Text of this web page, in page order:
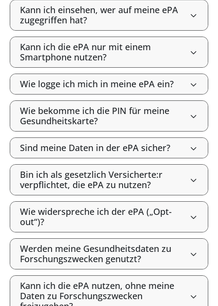
Kann ich einsehen, wer auf meine ePA
zugegriffen hat?
Kann ich die ePA nur mit einem
Smartphone nutzen?
Wie logge ich mich in meine ePA ein?
Wie bekomme ich die PIN für meine
Gesundheitskarte?
Sind meine Daten in der ePA sicher?
Bin ich als gesetzlich Versicherte:r
verpflichtet, die ePA zu nutzen?
Wie widerspreche ich der ePA („Opt-
out“)?
Werden meine Gesundheitsdaten zu
Forschungszwecken genutzt?
Kann ich die ePA nutzen, ohne meine
Daten zu Forschungszwecken